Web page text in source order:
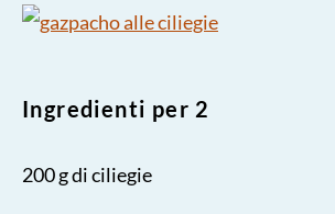
Ingredienti per 2
200 g di ciliegie